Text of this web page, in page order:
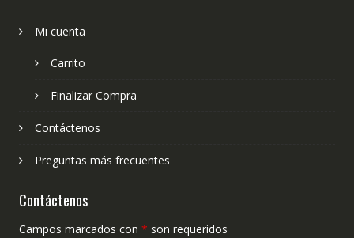
Mi cuenta
Carrito
Finalizar Compra
Contáctenos
Preguntas más frecuentes
Contáctenos
Campos marcados con * son requeridos